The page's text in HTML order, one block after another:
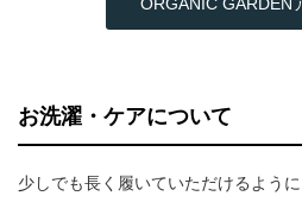
ORGANIC GARDEN
お洗濯・ケアについて
少しでも長く履いていただけるよう